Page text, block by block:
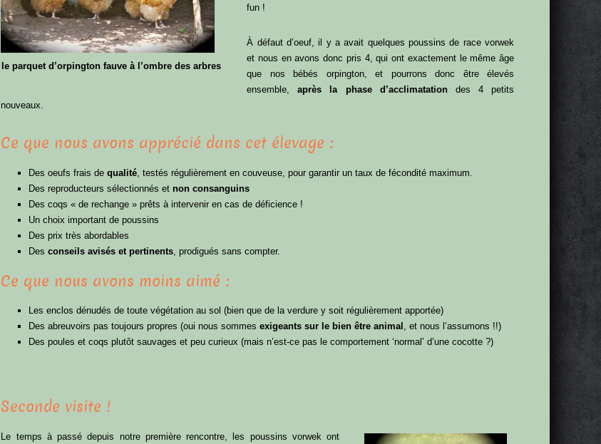
le parquet d’orpington fauve à l’ombre des arbres
fun !
À défaut d’oeuf, il y a avait quelques poussins de race vorwek
et nous en avons donc pris 4, qui ont exactement le même âge
que nos bébés orpington, et pourrons donc être élevés
ensemble,après la phase d’acclimatationdes 4 petits
nouveaux.
Ce que nous avons apprécié dans cet élevage :
Des oeufs frais dequalité , testés régulièrement en couveuse, pour garantir un taux de fécondité maximum.
Des reproducteurs sélectionnés etnon consanguins
Des coqs « de rechange » prêts à intervenir en cas de déficience !
Un choix important de poussins
Des prix très abordables
Desconseils avisés et pertinents , prodigués sans compter.
Ce que nous avons moins aimé :
Les enclos dénudés de toute végétation au sol (bien que de la verdure y soit régulièrement apportée)
Des abreuvoirs pas toujours propres (oui nous sommesexigeants sur le bien être animal , et nous l’assumons !!)
Des poules et coqs plutôt sauvages et peu curieux (mais n’est-ce pas le comportement ‘normal’ d’une cocotte ?)
Seconde visite !
Le temps à passé depuis notre première rencontre, les poussins vorwek ont